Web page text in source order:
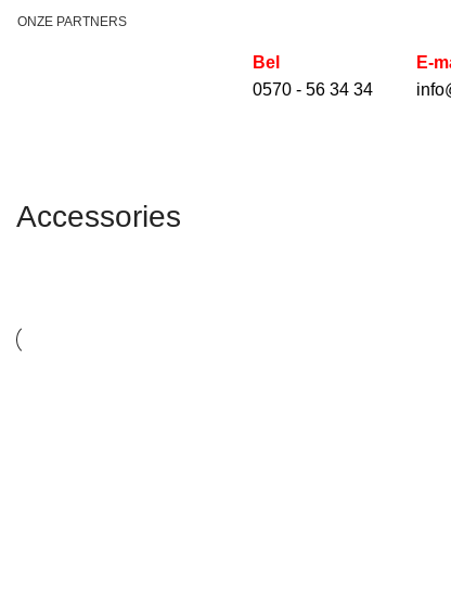
ONZE PARTNERS
Bel
0570 - 56 34 34
E-
Accessories